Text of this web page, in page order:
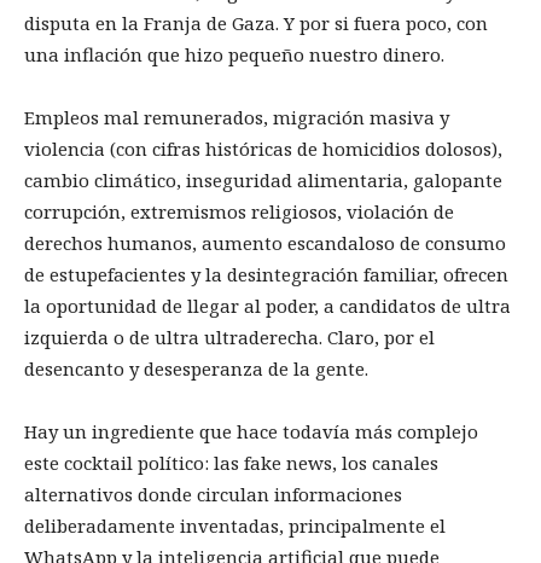
disputa en la Franja de Gaza. Y por si fuera poco, con
una inflación que hizo pequeño nuestro dinero.
Empleos mal remunerados, migración masiva y
violencia (con cifras históricas de homicidios dolosos),
cambio climático, inseguridad alimentaria, galopante
corrupción, extremismos religiosos, violación de
derechos humanos, aumento escandaloso de consumo
de estupefacientes y la desintegración familiar, ofrecen
la oportunidad de llegar al poder, a candidatos de ultra
izquierda o de ultra ultraderecha. Claro, por el
desencanto y desesperanza de la gente.
Hay un ingrediente que hace todavía más complejo
este cocktail político: las fake news, los canales
alternativos donde circulan informaciones
deliberadamente inventadas, principalmente el
WhatsApp y la inteligencia artificial que puede